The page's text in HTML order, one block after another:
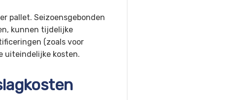
pallet. Seizoensgebonden
kunnen tijdelijke
(zoals voor
uiteindelijke kosten.